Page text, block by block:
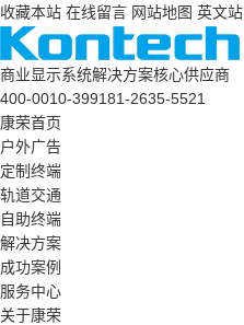
收藏本站 在线留言 网站地图 英文站
商业显示系统解决方案核心供应商
400-0010-399181-2635-5521
康荣首页
户外广告
定制终端
轨道交通
自助终端
解决方案
成功案例
服务中心
关于康荣